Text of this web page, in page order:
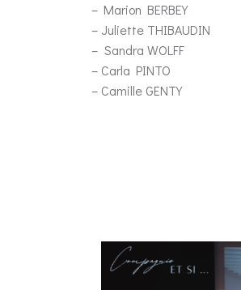
– Marion BERBEY
– Juliette THIBAUDIN
– Sandra WOLFF
– Carla PINTO
– Camille GENTY